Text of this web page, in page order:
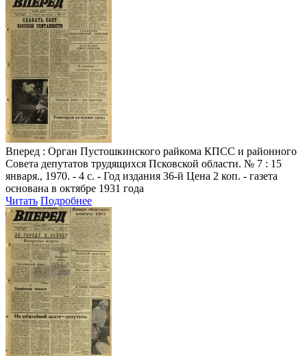
Вперед : Орган Пустошкинского райкома КПСС и районного
Совета депутатов трудящихся Псковской области. № 7 : 15
января., 1970. - 4 с. - Год издания 36-й Цена 2 коп. - газета
основана в октябре 1931 года
Читать Подробнее